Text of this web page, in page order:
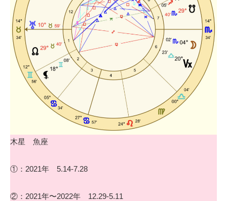
木星 魚座
①：2021年 5.14-7.28
②：2021年〜2022年 12.29-5.11